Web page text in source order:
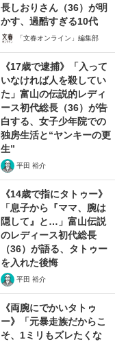
長しおりさん（36）が明
かす、過酷すぎる10代
「文春オンライン」編集部
《17歳で逮捕》「入って
いなければ人を殺してい
た」富山の伝説的レディ
ース初代総長（36）が告
白する、女子少年院での
独房生活と“ヤンキーの更
生”
平田 裕介
《14歳で指にタトゥー》
「息子から『ママ、腕は
隠して』と…」富山伝説
のレディース初代総長
（36）が語る、タトゥー
を入れた後悔
平田 裕介
《両腕にでかいタトゥ
ー》「元暴走族だからこ
そ、1ミリもズレたくな